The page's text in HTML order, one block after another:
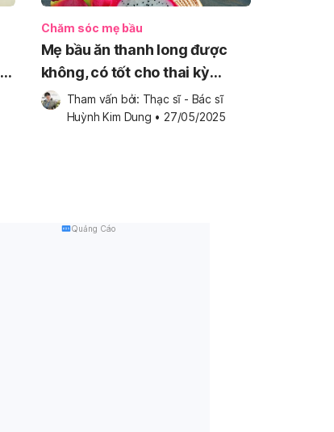
Chăm sóc mẹ bầu
Mẹ bầu ăn thanh long được
không, có tốt cho thai kỳ
không?Tham vấn bởi: Thạc sĩ - Bác sĩ
Huỳnh Kim Dung • 27/05/2025
Quảng Cáo